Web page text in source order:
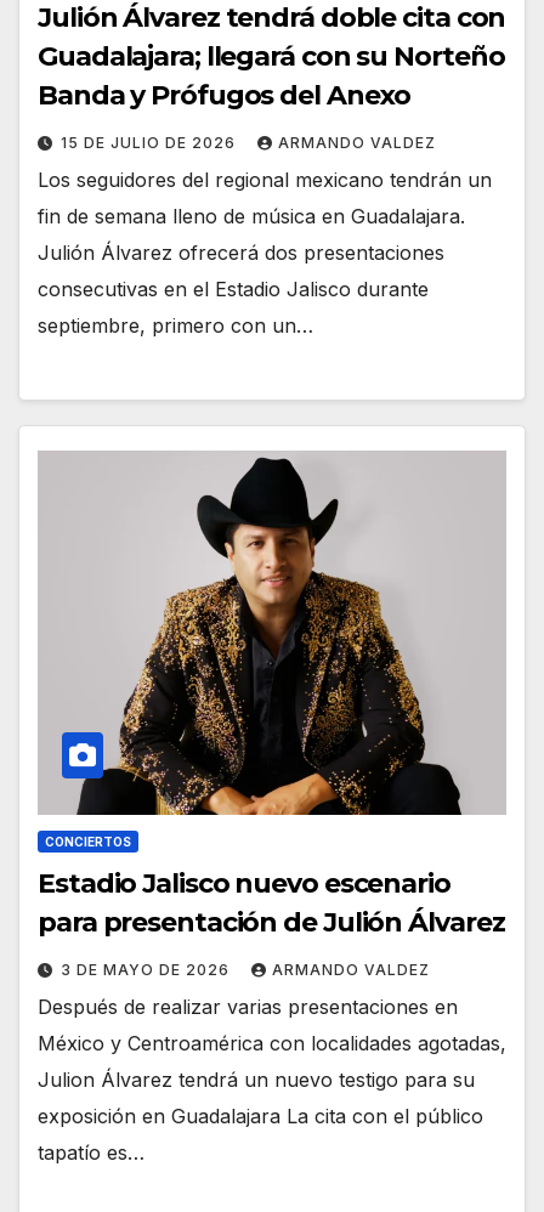
Julión Álvarez tendrá doble cita con
Guadalajara; llegará con su Norteño
Banda y Prófugos del Anexo
15 DE JULIO DE 2026 ARMANDO VALDEZ
Los seguidores del regional mexicano tendrán un
fin de semana lleno de música en Guadalajara.
Julión Álvarez ofrecerá dos presentaciones
consecutivas en el Estadio Jalisco durante
septiembre, primero con un…
CONCIERTOS
Estadio Jalisco nuevo escenario
para presentación de Julión Álvarez
3 DE MAYO DE 2026 ARMANDO VALDEZ
Después de realizar varias presentaciones en
México y Centroamérica con localidades agotadas,
Julion Álvarez tendrá un nuevo testigo para su
exposición en Guadalajara La cita con el público
tapatío es…